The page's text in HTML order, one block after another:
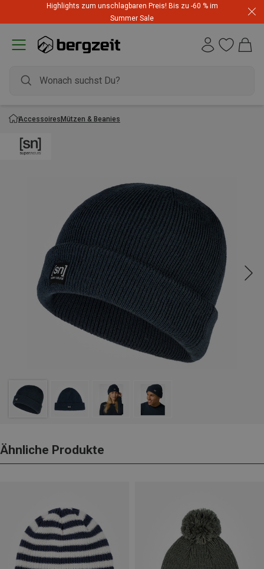
Highlights zum unschlagbaren Preis! Bis zu -60 % im
Summer Sale
AccessoiresMützen & Beanies
Ähnliche Produkte